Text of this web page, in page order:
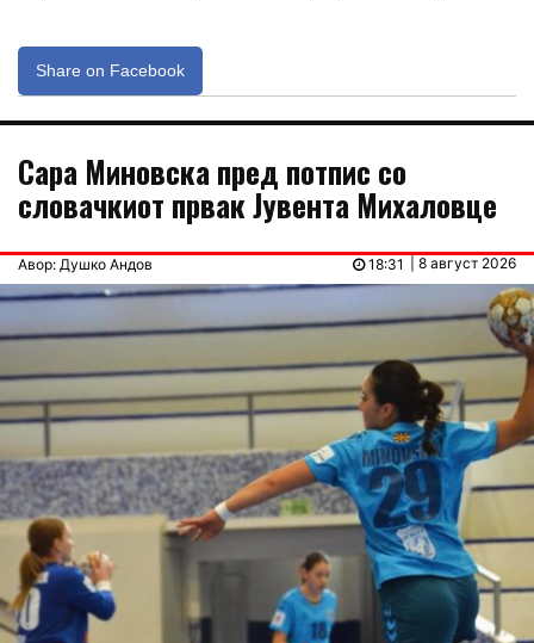
Share on Facebook
Сара Миновска пред потпис со
словачкиот првак Јувента Михаловце
Авор: Душко Андов | 8 август 2026
18:31